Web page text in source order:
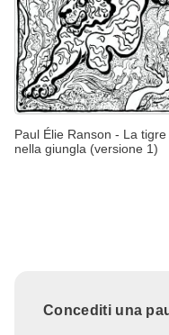
Paul Élie Ranson - La tigre
nella giungla (versione 1)
Concediti una